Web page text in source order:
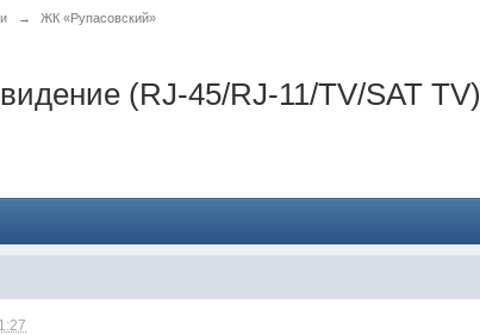
→ ЖК «Рупасовский»
(RJ-45/RJ-11/TV/SAT TV)